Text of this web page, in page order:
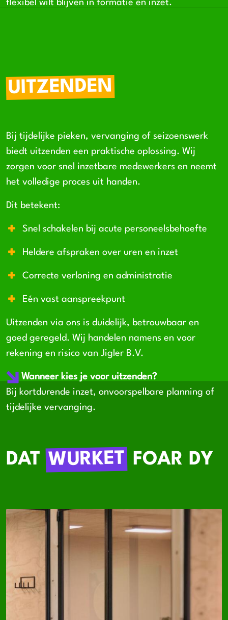
flexibel wilt blijven in formatie en inzet.
UITZENDEN
Bij tijdelijke pieken, vervanging of seizoenswerk
biedt uitzenden een praktische oplossing. Wij
zorgen voor snel inzetbare medewerkers en neemt
het volledige proces uit handen.
Dit betekent:
Snel schakelen bij acute personeelsbehoefte
Heldere afspraken over uren en inzet
Correcte verloning en administratie
Eén vast aanspreekpunt
Uitzenden via ons is duidelijk, betrouwbaar en
goed geregeld. Wij handelen namens en voor
rekening en risico van Jigler B.V.
Wanneer kies je voor uitzenden?
Bij kortdurende inzet, onvoorspelbare planning of
tijdelijke vervanging.
DATWURKETFOAR DY